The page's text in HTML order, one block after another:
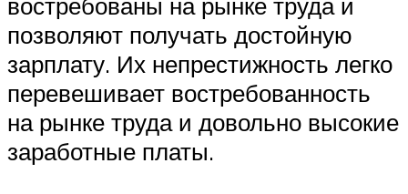
позволяют получать достойную
зарплату. Их непрестижность легко
перевешивает востребованность
на рынке труда и довольно высокие
заработные платы.